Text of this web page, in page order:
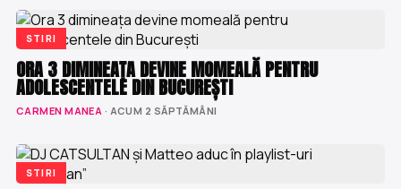
STIRI
ORA 3 DIMINEAȚA DEVINE MOMEALĂ PENTRU
ADOLESCENTELE DIN BUCUREȘTI
CARMEN MANEA · ACUM 2 SĂPTĂMÂNI
STIRI